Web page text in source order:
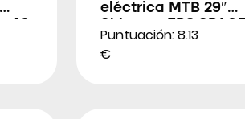
eléctrica MTB 29″
10
Puntuación: 8.13
€